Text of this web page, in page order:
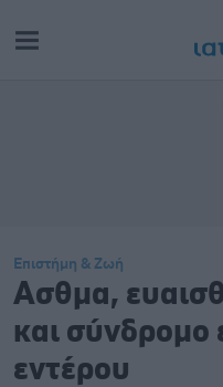
Επιστήμη & Ζωή
Ασθμα,
και σύνδρομο
εντέρου